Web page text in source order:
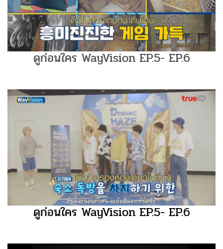
ดูก่อนใคร WayVision EP.5- EP.6
ดูก่อนใคร WayVision EP.5- EP.6